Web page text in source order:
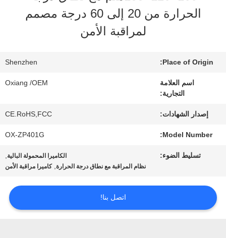
في
المصنع
مراقبة
الجودة
بنا
الحرارة من 20 إلى 60 درجة مصمم
لمراقبة الأمن
Place of Origin:
Shenzhen
اسم العلامة
التجارية:
Oxiang /OEM
إصدار الشهادات: CE.RoHS,FCC
Model Number:
OX-ZP401G
تسليط الضوء: الكاميرا المحمولة البالية,
نظام المراقبة مع نطاق درجة الحرارة,كاميرا مراقبة الأمن
اتصل بنا!